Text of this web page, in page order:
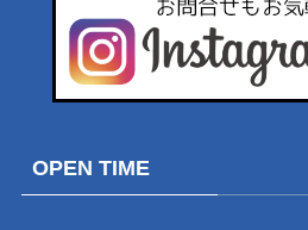
OPEN TIME